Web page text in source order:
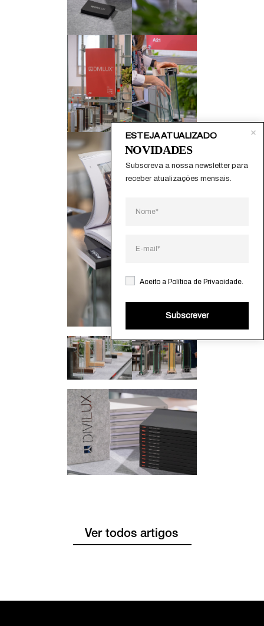
Ver todos artigos
Aceito a Política de Privacidade
Subscrever
ESTEJA ATUALIZADO
Subscreva a nossa newsletter para
receber atualizações mensais.
NOVIDADES